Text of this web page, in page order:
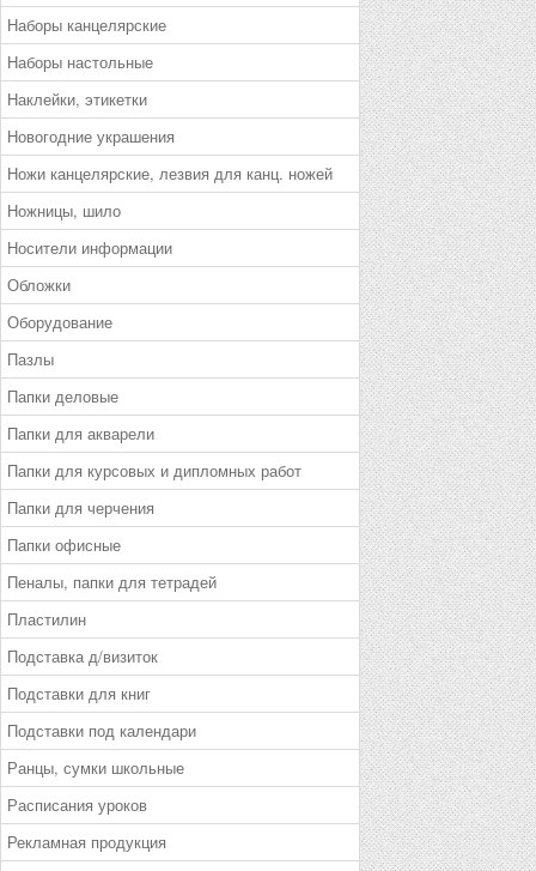
Наборы канцелярские
Наборы настольные
Наклейки, этикетки
Новогодние украшения
Ножи канцелярские, лезвия для канц. ножей
Ножницы, шило
Носители информации
Обложки
Оборудование
Пазлы
Папки деловые
Папки для акварели
Папки для курсовых и дипломных работ
Папки для черчения
Папки офисные
Пеналы, папки для тетрадей
Пластилин
Подставка д/визиток
Подставки для книг
Подставки под календари
Ранцы, сумки школьные
Расписания уроков
Рекламная продукция